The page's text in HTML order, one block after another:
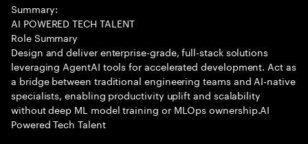
Summary:
AI POWERED TECH TALENT
Role Summary
Design and deliver enterprise-grade, full-stack solutions
leveraging AgentAI tools for accelerated development. Act as
a bridge between traditional engineering teams and AI-native
specialists, enabling productivity uplift and scalability
without deep ML model training or MLOps ownership.AI
Powered Tech Talent